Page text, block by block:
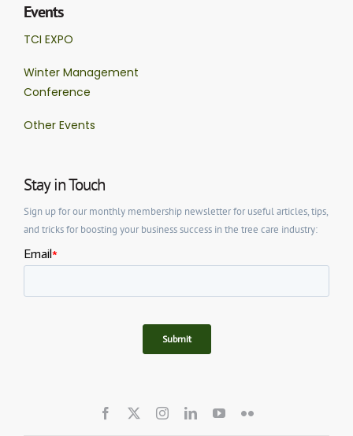
Events
TCI EXPO
Winter Management
Conference
Other Events
Stay in Touch
Sign up for our monthly membership newsletter for useful articles, tips,
and tricks for boosting your business success in the tree care industry: